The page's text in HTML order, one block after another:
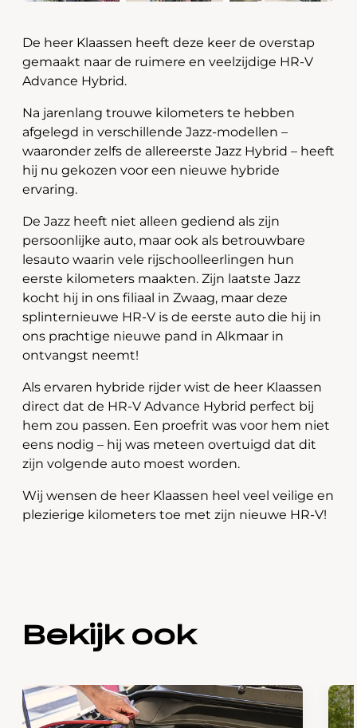
De heer Klaassen heeft deze keer de overstap
gemaakt naar de ruimere en veelzijdige HR-V
Advance Hybrid.
Na jarenlang trouwe kilometers te hebben
afgelegd in verschillende Jazz-modellen –
waaronder zelfs de allereerste Jazz Hybrid – heeft
hij nu gekozen voor een nieuwe hybride
ervaring.
De Jazz heeft niet alleen gediend als zijn
persoonlijke auto, maar ook als betrouwbare
lesauto waarin vele rijschoolleerlingen hun
eerste kilometers maakten. Zijn laatste Jazz
kocht hij in ons filiaal in Zwaag, maar deze
splinternieuwe HR-V is de eerste auto die hij in
ons prachtige nieuwe pand in Alkmaar in
ontvangst neemt!
Als ervaren hybride rijder wist de heer Klaassen
direct dat de HR-V Advance Hybrid perfect bij
hem zou passen. Een proefrit was voor hem niet
eens nodig – hij was meteen overtuigd dat dit
zijn volgende auto moest worden.
Wij wensen de heer Klaassen heel veel veilige en
plezierige kilometers toe met zijn nieuwe HR-V!
Bekijk ook